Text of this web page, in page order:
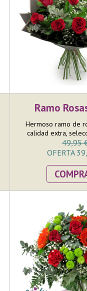
Ramo
Hermoso ramo de
calidad extra,
nuestros floristas para
bonito arreglo. El
terminado con su
decoratiovos, entre
49,95
OFERTA